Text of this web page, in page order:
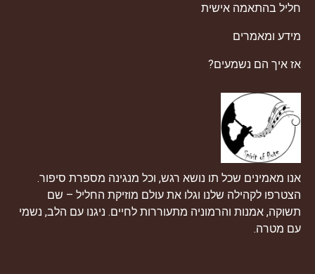
חליל בהתאמה אישית
מידע ומאמרים
אז איך הם נשמעים?
אנו מאמינים שכל תו נושא רגש, וכל מנגינה מספרת סיפור.
הצטרפו לקהילה שלנו וגלו את עולם מוזיקת ​​החליל – שם
תשוקה, אמנות והרמוניה מתעוררות לחיים. ניגנו עם הלב, נשמי
עם מטרה.